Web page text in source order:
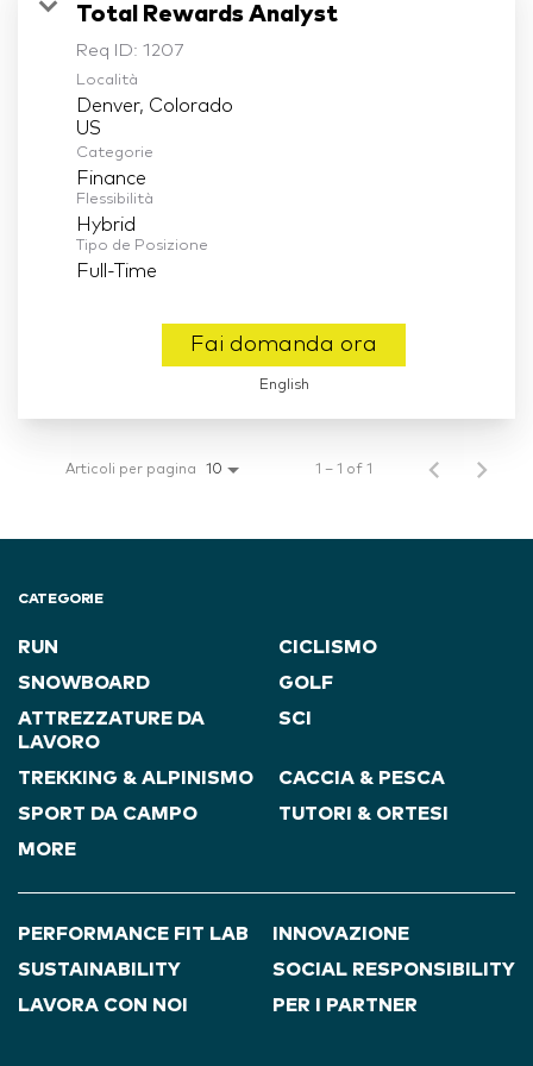
Total Rewards Analyst
Req ID: 1207
Località
Denver, Colorado
Categorie
Finance
Flessibilità
Hybrid
Tipo de Posizione
Full-Time
Fai domanda ora
English
Articoli per pagina 10 1 – 1 of 1
CATEGORIE
RUN
CICLISMO
SNOWBOARD
GOLF
ATTREZZATURE DA
LAVORO
SCI
TREKKING & ALPINISMO
CACCIA & PESCA
SPORT DA CAMPO
TUTORI & ORTESI
MORE
PERFORMANCE FIT LAB
INNOVAZIONE
SUSTAINABILITY
SOCIAL RESPONSIBILITY
LAVORA CON NOI
PER I PARTNER